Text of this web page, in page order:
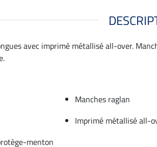
avec imprimé métallisé all-over.
Manches raglan
Imprimé métallisé all-
menton